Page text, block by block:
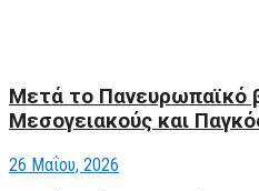
Μετά το Πανευρωπαϊκό
Μεσογειακούς και
26 Μαΐου, 2026